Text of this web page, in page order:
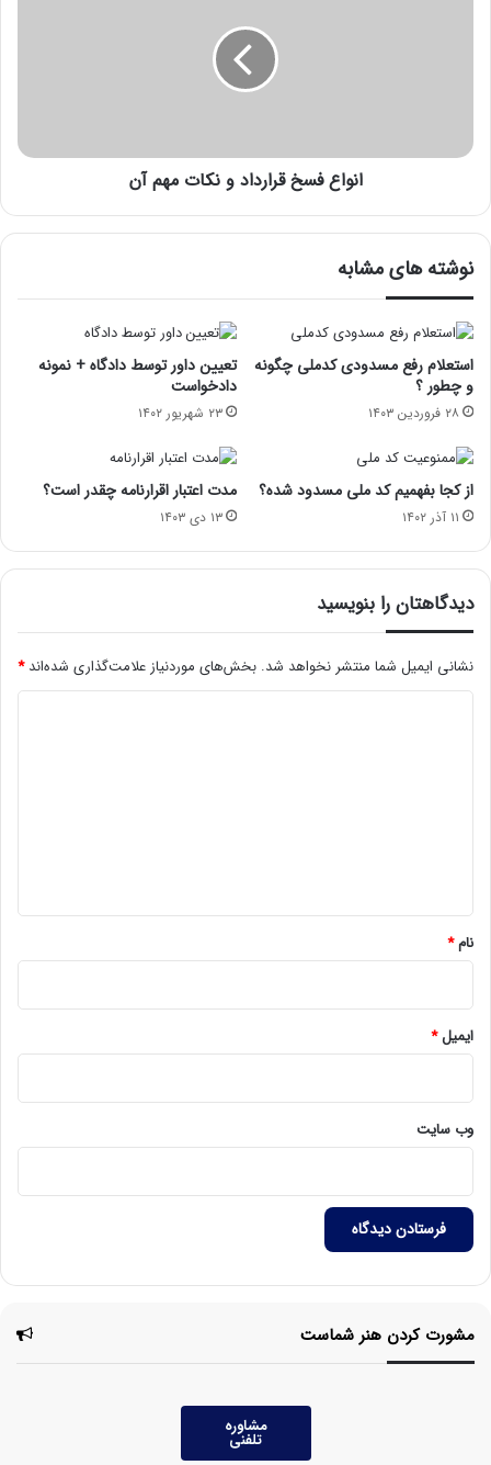
انواع فسخ قرارداد و نکات مهم آن
نوشته های مشابه
استعلام رفع مسدودی کدملی چگونه
و چطور ؟
۲۸ فروردین ۱۴۰۳
تعیین داور توسط دادگاه + نمونه
دادخواست
۲۳ شهریور ۱۴۰۲
از کجا بفهمیم کد ملی مسدود شده؟
۱۱ آذر ۱۴۰۲
مدت اعتبار اقرارنامه چقدر است؟
۱۳ دی ۱۴۰۳
دیدگاهتان را بنویسید
نشانی ایمیل شما منتشر نخواهد شد. بخش‌های موردنیاز علامت‌گذاری شده‌اند*
نام*
ایمیل*
وب‌ سایت
مشورت کردن هنر شماست
مشاوره
تلفنی